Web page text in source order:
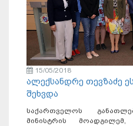
15/05/2018
ალექსანდრე თევზაძე
შეხვდა
საქართველოს
მინისტრის